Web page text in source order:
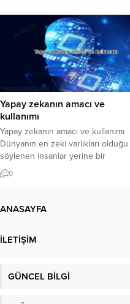
Yapay zekanın amacı ve
kullanımı
Yapay zekanın amacı ve kullanımı
Dünyanın en zeki varlıkları olduğu
söylenen insanlar yerine bir
bilgisayar programının zeki olmasını
kim ister ki?Fakat makineler
verebilir mi?Yapay zeka gerçek
önce, California Üniversitesi
olmaz. Tanınmış...
0
ANASAYFA
İLETİŞİM
GÜNCEL BİLGİ